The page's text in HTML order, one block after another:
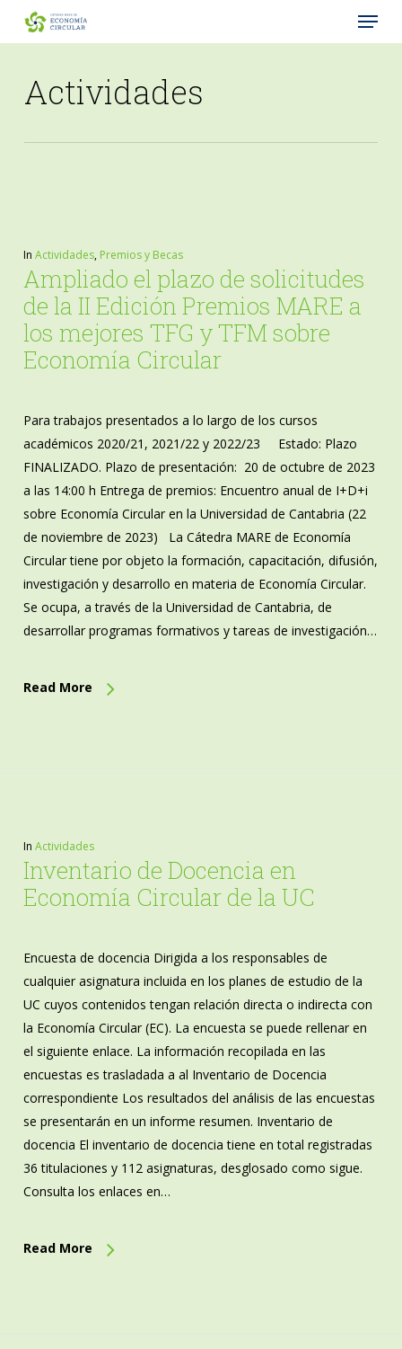
content
Menu
Actividades
In Actividades, Premios y Becas
Ampliado el plazo de solicitudes
de la II Edición Premios MARE a
los mejores TFG y TFM sobre
Economía Circular
Para trabajos presentados a lo largo de los cursos
académicos 2020/21, 2021/22 y 2022/23 Estado: Plazo
FINALIZADO. Plazo de presentación: 20 de octubre de 2023
a las 14:00 h Entrega de premios: Encuentro anual de I+D+i
sobre Economía Circular en la Universidad de Cantabria (22
de noviembre de 2023) La Cátedra MARE de Economía
Circular tiene por objeto la formación, capacitación, difusión,
investigación y desarrollo en materia de Economía Circular.
Se ocupa, a través de la Universidad de Cantabria, de
desarrollar programas formativos y tareas de investigación…
Read More
In Actividades
Inventario de Docencia en
Economía Circular de la UC
Encuesta de docencia Dirigida a los responsables de
cualquier asignatura incluida en los planes de estudio de la
UC cuyos contenidos tengan relación directa o indirecta con
la Economía Circular (EC). La encuesta se puede rellenar en
el siguiente enlace. La información recopilada en las
encuestas es trasladada a al Inventario de Docencia
correspondiente Los resultados del análisis de las encuestas
se presentarán en un informe resumen. Inventario de
docencia El inventario de docencia tiene en total registradas
36 titulaciones y 112 asignaturas, desglosado como sigue.
Consulta los enlaces en…
Read More